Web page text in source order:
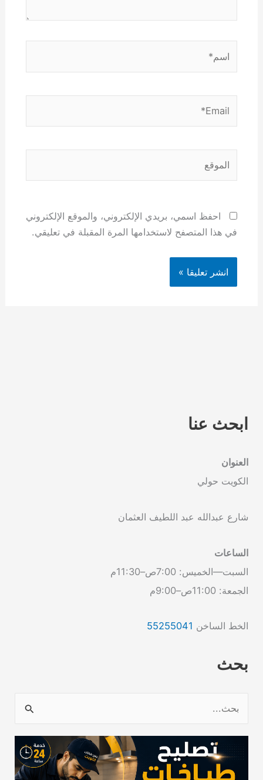
احفظ اسمي، بريدي الإلكتروني، والموقع الإلكتروني
في هذا المتصفح لاستخدامها المرة المقبلة في تعليقي.
ابحث عنا
العنوان
الكويت حولي
شارع عبدالله عبد اللطيف العثمان
الساعات
السبت—الخميس: 7:00ص–11:30م
الجمعة: 11:00ص–9:00م
الخط الساخن 55255041
بحث